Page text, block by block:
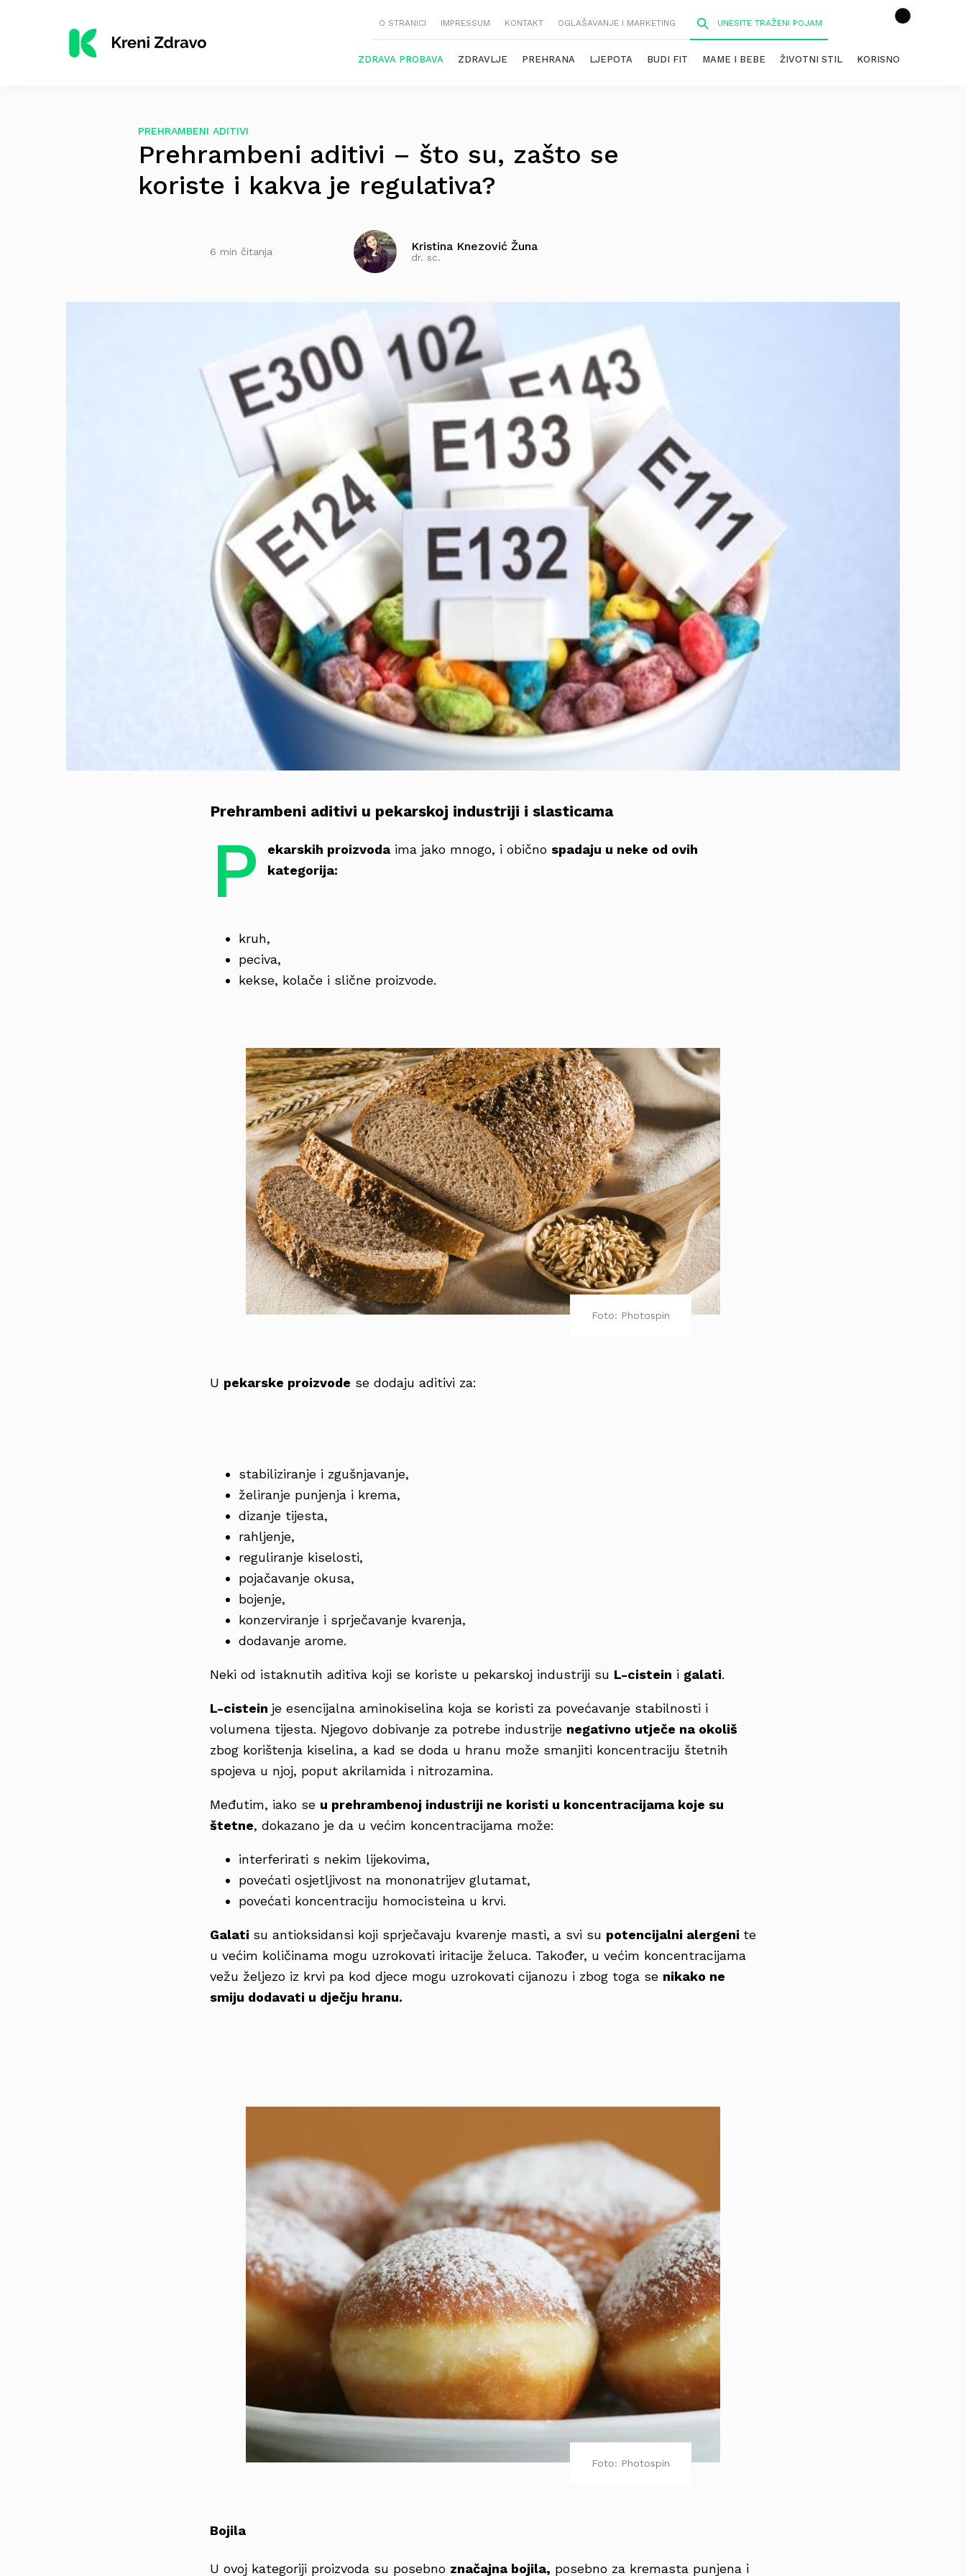
O STRANICI IMPRESSUM KONTAKT OGLAŠAVANJE I MARKETING
ZDRAVA PROBAVA ZDRAVLJE PREHRANA LJEPOTA BUDI FIT MAME I BEBE ŽIVOTNI STIL KORISNO
PREHRAMBENI ADITIVI
Prehrambeni aditivi – što su, zašto se
koriste i kakva je regulativa?
6 min čitanja Kristina Knezović Žuna
dr. sc.
Prehrambeni aditivi u pekarskoj industriji i slasticama
P ekarskih proizvoda ima jako mnogo, i obično spadaju u neke od ovih
kategorija:
kruh,
peciva,
kekse, kolače i slične proizvode.
Foto: Photospin
U pekarske proizvode se dodaju aditivi za:
stabiliziranje i zgušnjavanje,
želiranje punjenja i krema,
dizanje tijesta,
rahljenje,
reguliranje kiselosti,
pojačavanje okusa,
bojenje,
konzerviranje i sprječavanje kvarenja,
dodavanje arome.
Neki od istaknutih aditiva koji se koriste u pekarskoj industriji su L-cistein i galati.
L-cistein je esencijalna aminokiselina koja se koristi za povećavanje stabilnosti i
volumena tijesta. Njegovo dobivanje za potrebe industrije negativno utječe na okoliš
zbog korištenja kiselina, a kad se doda u hranu može smanjiti koncentraciju štetnih
spojeva u njoj, poput akrilamida i nitrozamina.
Međutim, iako se u prehrambenoj industriji ne koristi u koncentracijama koje su
štetne, dokazano je da u većim koncentracijama može:
interferirati s nekim lijekovima,
povećati osjetljivost na mononatrijev glutamat,
povećati koncentraciju homocisteina u krvi.
Galati su antioksidansi koji sprječavaju kvarenje masti, a svi su potencijalni alergeni te
u većim količinama mogu uzrokovati iritacije želuca. Također, u većim koncentracijama
vežu željezo iz krvi pa kod djece mogu uzrokovati cijanozu i zbog toga se nikako ne
smiju dodavati u dječju hranu.
Foto: Photospin
Bojila
U ovoj kategoriji proizvoda su posebno značajna bojila, posebno za kremasta punjena i